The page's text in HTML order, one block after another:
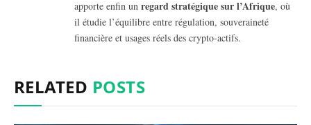
apporte enfin un regard stratégique sur l’Afrique, où
il étudie l’équilibre entre régulation, souveraineté
financière et usages réels des crypto-actifs.
RELATED POSTS